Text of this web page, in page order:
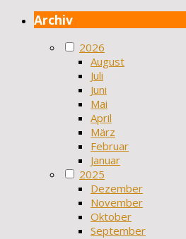
Archiv
2026
August
Juli
Juni
Mai
April
März
Februar
Januar
2025
Dezember
November
Oktober
September